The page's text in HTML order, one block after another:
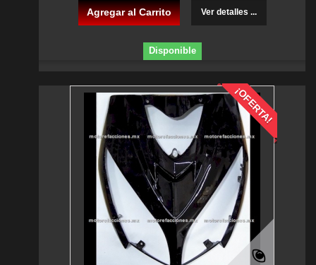
Agregar al Carrito Ver detalles ...
Disponible
¡OFERTA!